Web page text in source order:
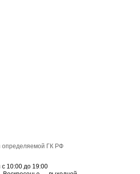
определяемой ГК РФ
10:00 до 19:00